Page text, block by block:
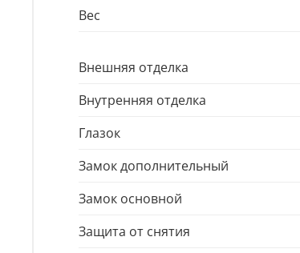
Вес
Внешняя отделка
Внутренняя отделка
Глазок
Замок дополнительный
Замок основной
Защита от снятия